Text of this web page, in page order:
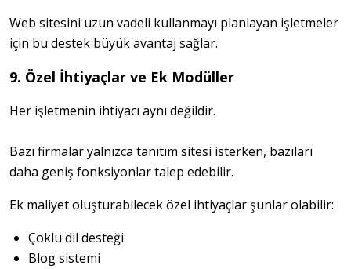
Web sitesini uzun vadeli kullanmayı planlayan işletmeler
için bu destek büyük avantaj sağlar.
9. Özel İhtiyaçlar ve Ek Modüller
Her işletmenin ihtiyacı aynı değildir.
Bazı firmalar yalnızca tanıtım sitesi isterken, bazıları
daha geniş fonksiyonlar talep edebilir.
Ek maliyet oluşturabilecek özel ihtiyaçlar şunlar olabilir:
Çoklu dil desteği
Blog sistemi